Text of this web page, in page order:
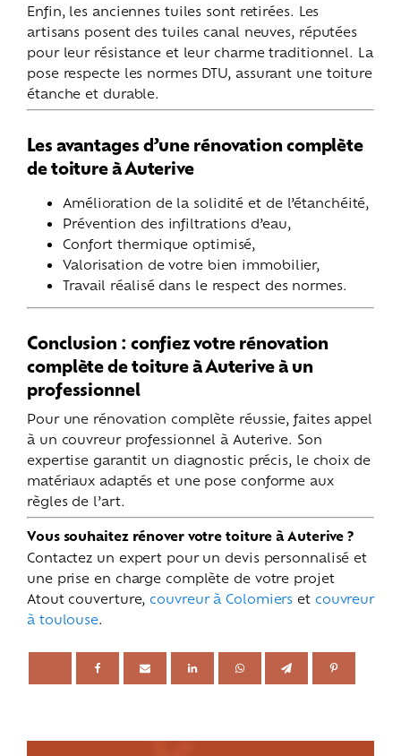
Enfin, les anciennes tuiles sont retirées. Les
artisans posent des tuiles canal neuves, réputées
pour leur résistance et leur charme traditionnel. La
pose respecte les normes DTU, assurant une toiture
étanche et durable.
Les avantages d’une rénovation complète
de toiture à Auterive
Amélioration de la solidité et de l’étanchéité,
Prévention des infiltrations d’eau,
Confort thermique optimisé,
Valorisation de votre bien immobilier,
Travail réalisé dans le respect des normes.
Conclusion : confiez votre rénovation
complète de toiture à Auterive à un
professionnel
Pour une rénovation complète réussie, faites appel
à un couvreur professionnel à Auterive. Son
expertise garantit un diagnostic précis, le choix de
matériaux adaptés et une pose conforme aux
règles de l’art.
Vous souhaitez rénover votre toiture à Auterive ?
Contactez un expert pour un devis personnalisé et
une prise en charge complète de votre projet
Atout couverture, couvreur à Colomiers et couvreur
à toulouse.